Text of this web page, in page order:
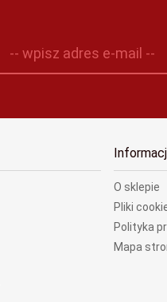
-- wpisz adres e-mail --
O sklepie
Pliki
Polityka
Mapa